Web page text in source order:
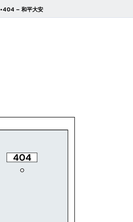
•404 – 和平大安